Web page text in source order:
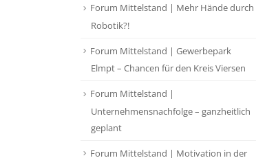
Forum Mittelstand | Mehr Hände durch
Robotik?!
Forum Mittelstand | Gewerbepark
Elmpt – Chancen für den Kreis Viersen
Forum Mittelstand |
Unternehmensnachfolge – ganzheitlich
geplant
Forum Mittelstand | Motivation in der